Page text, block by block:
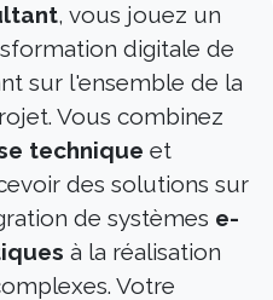
, vous jouez un
digitale de
sur l'ensemble de la
Vous combinez
technique et
des solutions sur
de systèmes e-
à la réalisation
Votre